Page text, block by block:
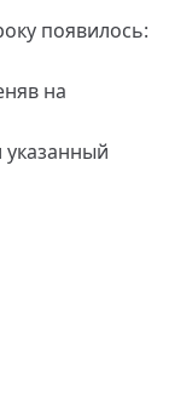
появилось:
на
указанный